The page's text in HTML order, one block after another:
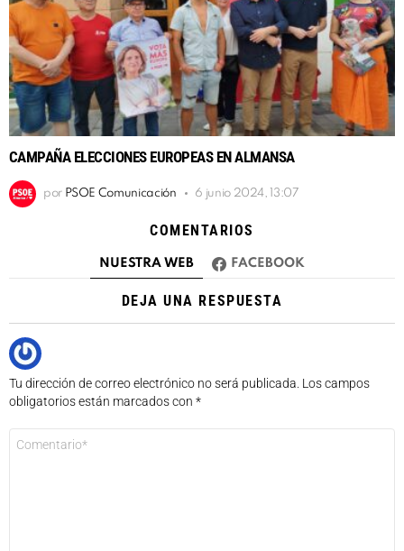
CAMPAÑA ELECCIONES EUROPEAS EN ALMANSA
por PSOE Comunicación 6 junio 2024, 13:07
COMENTARIOS
NUESTRA WEB FACEBOOK
DEJA UNA RESPUESTA
Tu dirección de correo electrónico no será publicada. Los campos
obligatorios están marcados con *